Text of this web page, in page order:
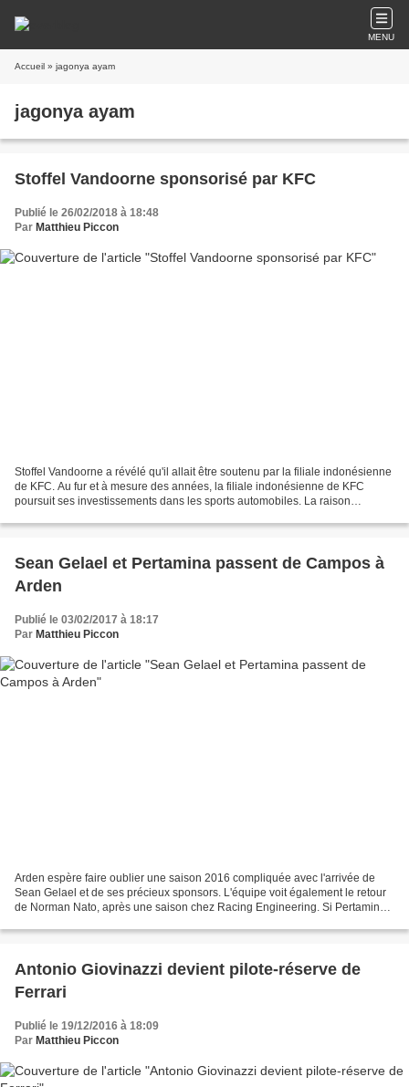
MENU
Accueil » jagonya ayam
jagonya ayam
Stoffel Vandoorne sponsorisé par KFC
Publié le 26/02/2018 à 18:48
Par Matthieu Piccon
Stoffel Vandoorne a révélé qu'il allait être soutenu par la filiale indonésienne
de KFC. Au fur et à mesure des années, la filiale indonésienne de KFC
poursuit ses investissements dans les sports automobiles. La raison
Sean Gelael et Pertamina passent de Campos à
Arden
Publié le 03/02/2017 à 18:17
Par Matthieu Piccon
Arden espère faire oublier une saison 2016 compliquée avec l'arrivée de
Sean Gelael et de ses précieux sponsors. L'équipe voit également le retour
de Norman Nato, après une saison chez Racing Engineering. Si Pertamina
Antonio Giovinazzi devient pilote-réserve de
Ferrari
Publié le 19/12/2016 à 18:09
Par Matthieu Piccon